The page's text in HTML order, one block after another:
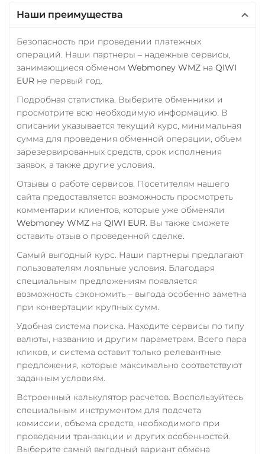
Наши преимущества
Безопасность при проведении платежных
операций. Наши партнеры – надежные сервисы,
занимающиеся обменом Webmoney WMZ на QIWI
EUR не первый год.
Подробная статистика. Выберите обменники и
просмотрите всю необходимую информацию. В
описании указывается текущий курс, минимальная
сумма для проведения обменной операции, объем
зарезервированных средств, срок исполнения
заявок, а также другие условия.
Отзывы о работе сервисов. Посетителям нашего
сайта предоставляется возможность просмотреть
комментарии клиентов, которые уже обменяли
Webmoney WMZ на QIWI EUR. Вы также сможете
оставить отзыв о проведенной сделке.
Самый выгодный курс. Наши партнеры предлагают
пользователям лояльные условия. Благодаря
специальным предложениям появляется
возможность сэкономить – выгода особенно заметна
при конвертации крупных сумм.
Удобная система поиска. Находите сервисы по типу
валюты, названию и другим параметрам. Всего пара
кликов, и система оставит только релевантные
предложения, которые максимально соответствуют
заданным условиям.
Встроенный калькулятор расчетов. Воспользуйтесь
специальным инструментом для подсчета
комиссии, объема средств, необходимого при
проведении транзакции и других особенностей.
Выберите самый выгодный вариант обмена